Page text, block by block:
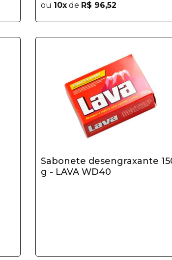
ou 10x de R$ 96,52
Sabonete desengraxante
g - LAVA WD40